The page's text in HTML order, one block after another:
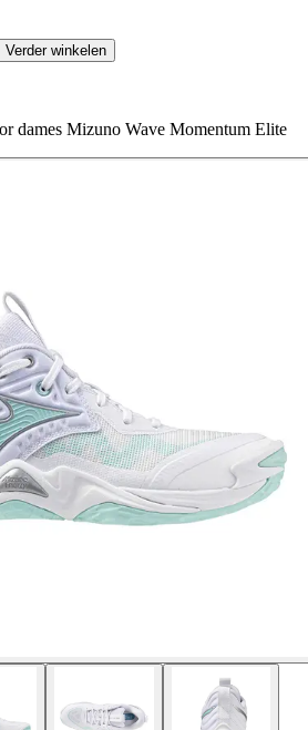
Verder winkelen
dames Mizuno Wave Momentum Elite